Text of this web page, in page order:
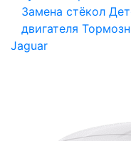
Замена стёкол
двигателя
Jaguar